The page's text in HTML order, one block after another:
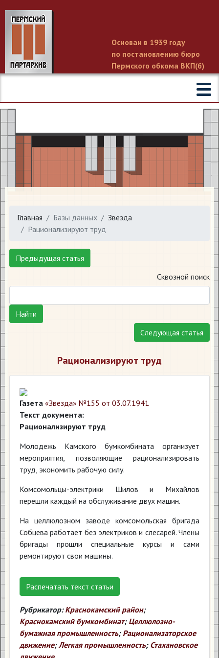
Основан в 1939 году
по постановлению бюро
Пермского обкома ВКП(б)
Главная Базы данных
Звезда
Рационализируют труд
Предыдущая статья
Сквозной поиск
Найти
Следующая статья
Рационализируют труд
Газета «Звезда» №155 от 03.07.1941
Текст документа:
Рационализируют труд
Молодежь Камского бумкомбината организует
мероприятия, позволяющие рационализировать
труд, экономить рабочую силу.
Комсомольцы-электрики Шилов и Михайлов
перешли каждый на обслуживание двух машин.
На целлюлозном заводе комсомольская бригада
Собцева работает без электриков и слесарей. Члены
бригады прошли специальные курсы и сами
ремонтируют свои машины.
Распечатать текст статьи
Рубрикатор: Краснокамский район;
Краснокамский бумкомбинат; Целлюлозно-
бумажная промышленность; Рационализаторское
движение;Легкая промышленность; Стахановское